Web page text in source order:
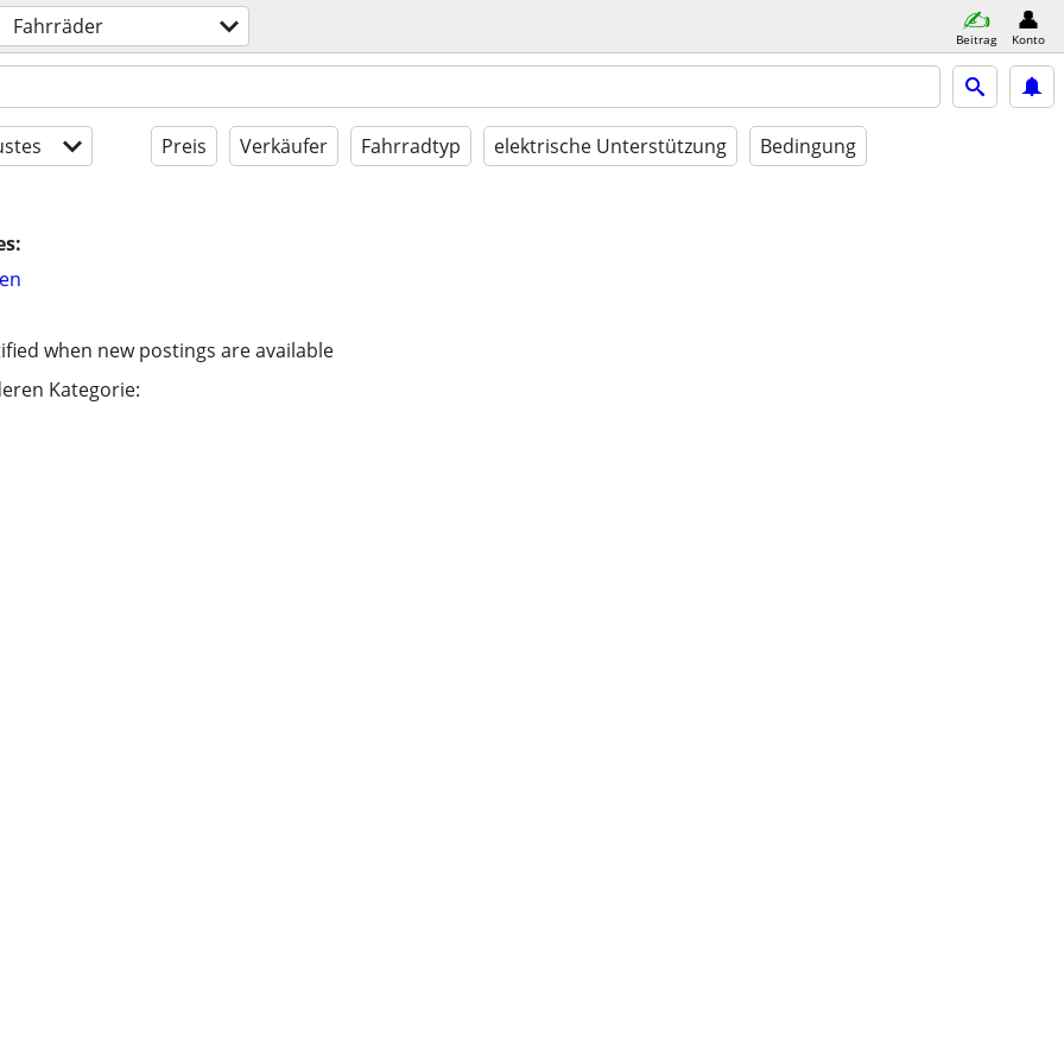
Fahrräder Beitrag Konto
Preis Verkäufer Fahrradtyp elektrische Unterstützung Bedingung
when new postings are available
Kategorie: